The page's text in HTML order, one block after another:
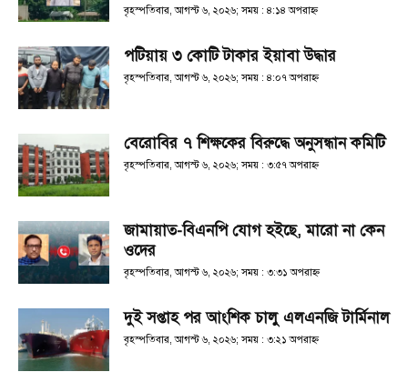
বৃহস্পতিবার, আগস্ট ৬, ২০২৬; সময় : ৪:১৪ অপরাহ্ণ
পটিয়ায় ৩ কোটি টাকার ইয়াবা উদ্ধার
বৃহস্পতিবার, আগস্ট ৬, ২০২৬; সময় : ৪:০৭ অপরাহ্ণ
বেরোবির ৭ শিক্ষকের বিরুদ্ধে অনুসন্ধান কমিটি
বৃহস্পতিবার, আগস্ট ৬, ২০২৬; সময় : ৩:৫৭ অপরাহ্ণ
জামায়াত-বিএনপি যোগ হইছে, মারো না কেন
ওদের
বৃহস্পতিবার, আগস্ট ৬, ২০২৬; সময় : ৩:৩১ অপরাহ্ণ
দুই সপ্তাহ পর আংশিক চালু এলএনজি টার্মিনাল
বৃহস্পতিবার, আগস্ট ৬, ২০২৬; সময় : ৩:২১ অপরাহ্ণ